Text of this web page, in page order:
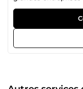
afin de vous
Je suis un touche
vous aider de
développement
ordinateur ou pour